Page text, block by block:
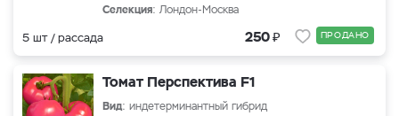
Селекция: Лондон-Москва
5 шт / рассада 250₽ ПРОДАНО
Томат Перспектива F1
Вид: индетерминантный гибрид